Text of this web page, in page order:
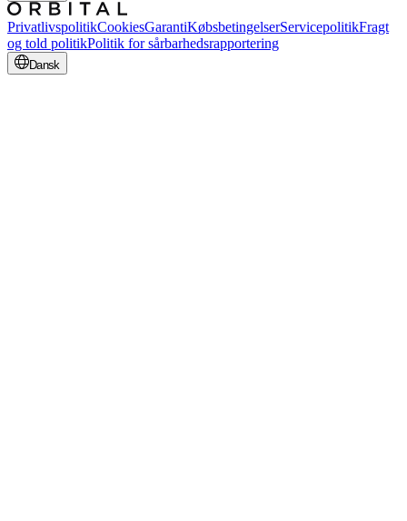
PrivatlivspolitikCookiesGarantiKøbsbetingelserServicepolitikFragt
og told politikPolitik for sårbarhedsrapportering
Dansk